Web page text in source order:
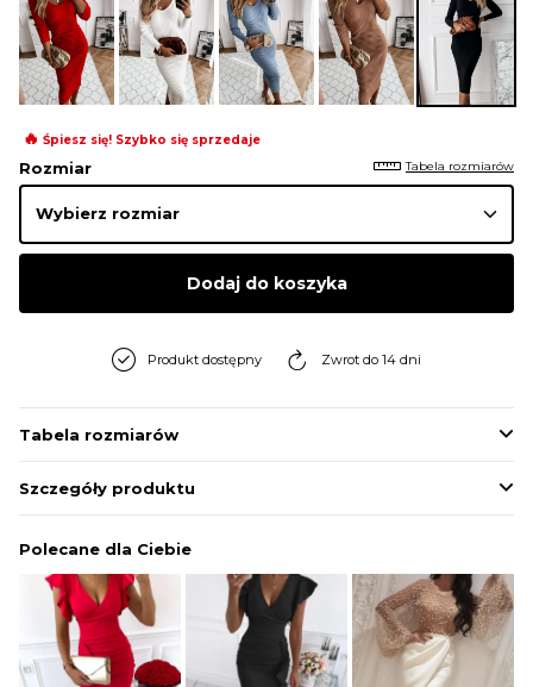
OKRYCIA WIERZCHNIE
🔥 Śpiesz się! Szybko się sprzedaje
Rozmiar Tabela rozmiarów
Dodaj do koszyka
Produkt dostępny Zwrot do 14 dni
Tabela rozmiarów
Szczegóły produktu
Polecane dla Ciebie